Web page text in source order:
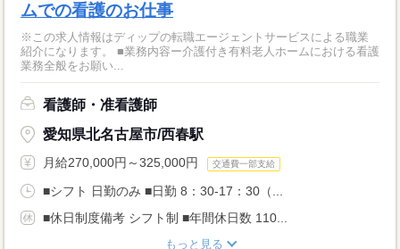
ムでの看護のお仕事
※この求人情報はディップの転職エージェントサービスによる職業
紹介になります。 ■業務内容ー介護付き有料老人ホームにおける看護
業務全般をお願い...
看護師・准看護師
愛知県北名古屋市/西春駅
月給270,000円～325,000円 交通費一部支給
■シフト 日勤のみ ■日勤 8：30-17：30（...
■休日制度備考 シフト制 ■年間休日数 110...
もっと見る